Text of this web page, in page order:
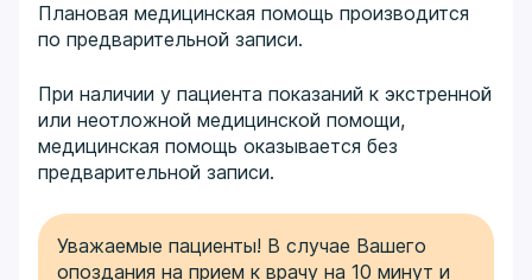
Плановая медицинская помощь производится
по предварительной записи.
При наличии у пациента показаний к экстренной
или неотложной медицинской помощи,
медицинская помощь оказывается без
предварительной записи.
Уважаемые пациенты! В случае Вашего
опоздания на прием к врачу на 10 минут и